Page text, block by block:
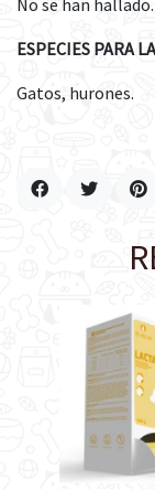
No se han hallado.
ESPECIES PARA
Gatos, hurones.